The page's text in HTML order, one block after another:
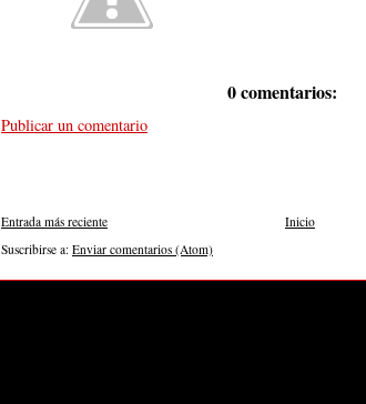
0 comentarios:
Publicar un comentario
Entrada más reciente
Inicio
Suscribirse a: Enviar comentarios (Atom)